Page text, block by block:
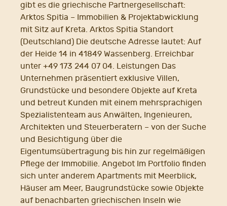
gibt es die griechische Partnergesellschaft:
Arktos Spitia – Immobilien & Projektabwicklung
mit Sitz auf Kreta. Arktos Spitia Standort
(Deutschland) Die deutsche Adresse lautet: Auf
der Heide 14 in 41849 Wassenberg. Erreichbar
unter +49 173 244 07 04. Leistungen Das
Unternehmen präsentiert exklusive Villen,
Grundstücke und besondere Objekte auf Kreta
und betreut Kunden mit einem mehrsprachigen
Spezialistenteam aus Anwälten, Ingenieuren,
Architekten und Steuerberatern – von der Suche
und Besichtigung über die
Eigentumsübertragung bis hin zur regelmäßigen
Pflege der Immobilie. Angebot Im Portfolio finden
sich unter anderem Apartments mit Meerblick,
Häuser am Meer, Baugrundstücke sowie Objekte
auf benachbarten griechischen Inseln wie